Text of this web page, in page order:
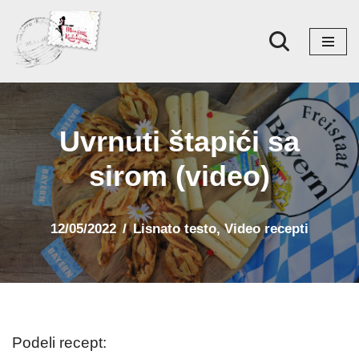
Skoči
na
sadržaj
Uvrnuti štapići sa
sirom (video)
12/05/2022 Lisnato testo,Video recepti
Podeli recept: